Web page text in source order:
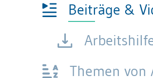
Beiträge &
Themen von